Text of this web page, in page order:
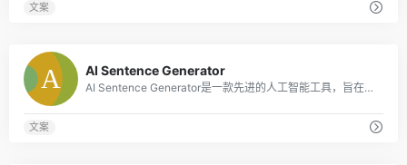
文案
AI Sentence Generator
AI Sentence Generator是一款先进的人工智能工具，旨在为各种内容需求生成个性化的句子，包括但不限于博客、社交媒体帖子和专业电子邮件。
文案